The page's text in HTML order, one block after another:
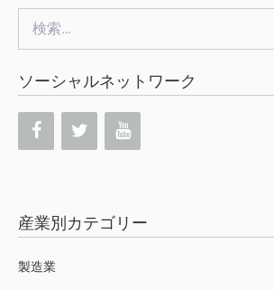
索:
ソーシャルネットワーク
産業別カテゴリー
製造業